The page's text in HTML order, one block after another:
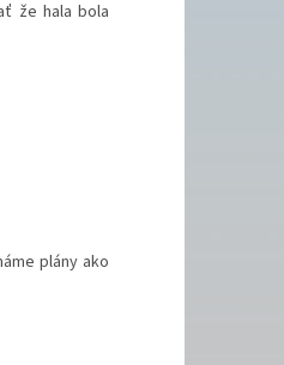
že hala bola
plány ako